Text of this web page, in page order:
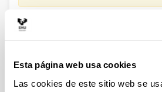
Esta página web usa cookies
Las cookies de este sitio web se
Ayudas para financiación de la
infraestructura científica y fondos
Trámite abierto
25/03/2026: Corrección de errores del
solicitudes admitidas y excluidas. 23/03/